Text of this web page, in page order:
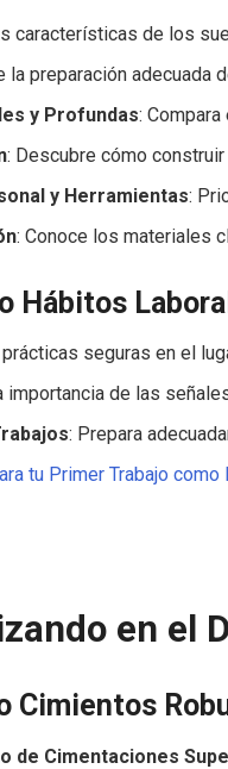
características de los
la preparación adecuada
y Profundas:
: Descubre cómo
y Herramientas:
: Conoce los materiales
Hábitos
seguras en el
importancia de las
: Prepara
tu Primer Trabajo como
en el
Cimientos
de Cimentaciones